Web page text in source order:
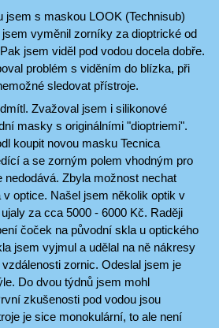
jsem s maskou LOOK (Technisub)
vyměnil zorníky za dioptrické od
jsem viděl pod vodou docela dobře.
problém s viděním do blízka, při
sledovat přístroje.
Zvažoval jsem i silikonové
masky s originálními "dioptriemi".
koupit novou masku Tecnica
a se zorným polem vhodným pro
nedodává. Zbyla možnost nechat
optice. Našel jsem několik optik v
za cca 5000 - 6000 Kč. Raději
čoček na původní skla u optického
jsem vyjmul a udělal na ně nákresy
zornic. Odeslal jsem je
Do dvou týdnů jsem mohl
zkušenosti pod vodou jsou
je sice monokulární, to ale není